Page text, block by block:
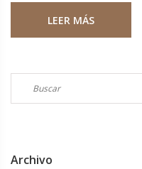
triunfo representa la
enfrentamientos,
LEER MÁS
Archivo